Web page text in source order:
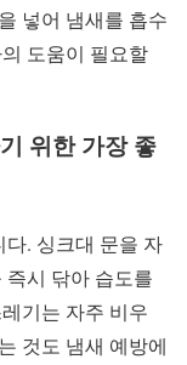
넣어 냄새를 흡수
도움이 필요할
위한 가장 좋
. 싱크대 문을 자
시 닦아 습도를
기는 자주 비우
것도 냄새 예방에